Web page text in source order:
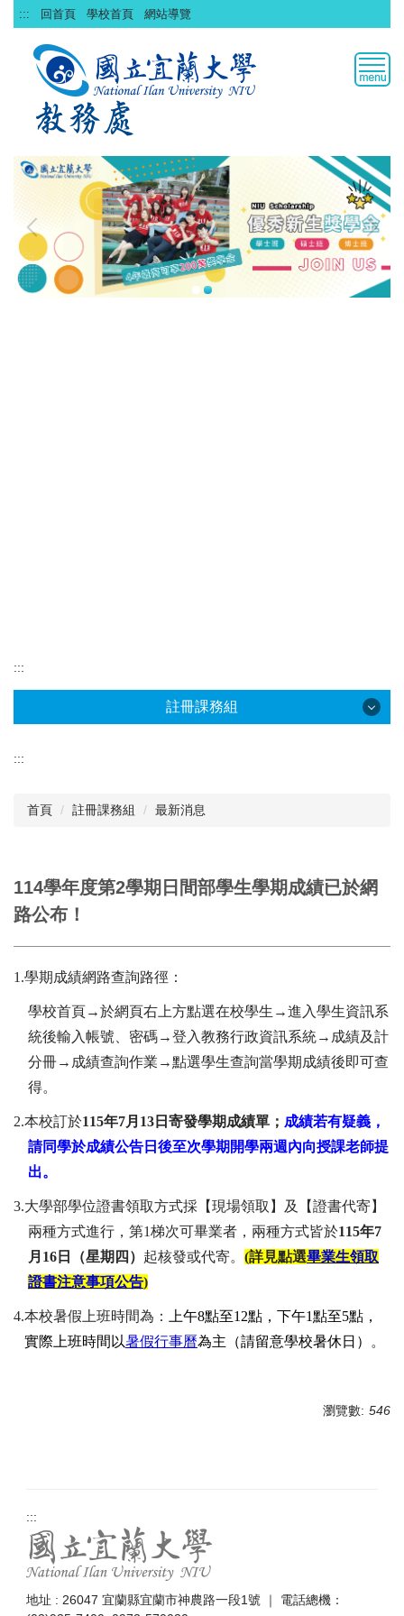
跳
到
::: 回首頁 學校首頁 網站導覽
:::
註冊課務組
最新消息
相關章則
註冊學雜費專區
學籍及成績
課程及選課
NIU Course Search
跨領域修讀專區
教室資訊
各項申辦流程
表格下載
統計資料
常見問題
單一窗口聯絡信箱
:::
首頁 註冊課務組 最新消息
114學年度第2學期日間部學生學期成績已於網
路公布！
1.學期成績網路查詢路徑：
學校首頁→於網頁右上方點選在校學生→進入學生資訊系
統後輸入帳號、密碼→登入教務行政資訊系統→成績及計
分冊→成績查詢作業→點選學生查詢當學期成績後即可查
得。
2.本校訂於115年7月13日寄發學期成績單； 成績若有疑義，
請同學於成績公告日後至次學期開學兩週內向授課老師提
出。
3.大學部學位證書領取方式採【現場領取】及【證書代寄】
兩種方式進行，第1梯次可畢業者，兩種方式皆於115年7
月16日（星期四） 起核發或代寄。 (詳見點選畢業生領取
證書注意事項公告)
4.本校暑假上班時間為： 上午8點至12點，下午1點至5點，
實際上班時間以暑假行事曆為主（請留意學校暑休日） 。
瀏覽數: 546
:::
地址 : 26047 宜蘭縣宜蘭市神農路一段1號 ｜ 電話總機：